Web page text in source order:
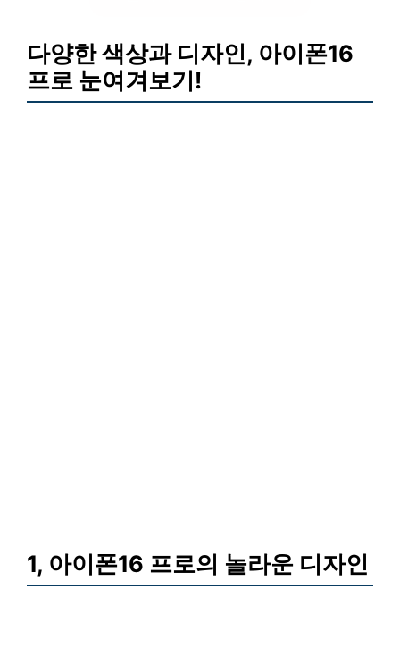
다양한 색상과 디자인, 아이폰16
프로 눈여겨보기!
1, 아이폰16 프로의 놀라운 디자인